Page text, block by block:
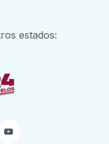
estados:
YouTube